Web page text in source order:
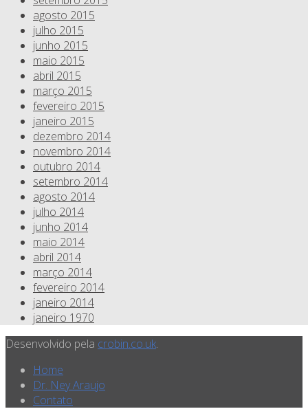
agosto 2015
julho 2015
junho 2015
maio 2015
abril 2015
março 2015
fevereiro 2015
janeiro 2015
dezembro 2014
novembro 2014
outubro 2014
setembro 2014
agosto 2014
julho 2014
junho 2014
maio 2014
abril 2014
março 2014
fevereiro 2014
janeiro 2014
janeiro 1970
Desenvolvido pela crobin.co.uk.
Home
Dr. Ney Araujo
Contato